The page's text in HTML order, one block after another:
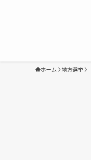
ホーム 地方選挙